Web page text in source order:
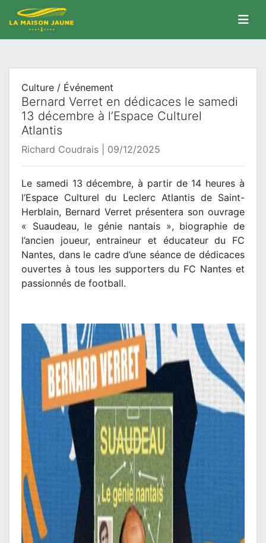
Culture / Événement
Bernard Verret en dédicaces le samedi
13 décembre à l’Espace Culturel
Atlantis
Richard Coudrais | 09/12/2025
Le samedi 13 décembre, à partir de 14 heures à
l’Espace Culturel du Leclerc Atlantis de Saint-
Herblain, Bernard Verret présentera son ouvrage
« Suaudeau, le génie nantais », biographie de
l’ancien joueur, entraineur et éducateur du FC
Nantes, dans le cadre d’une séance de dédicaces
ouvertes à tous les supporters du FC Nantes et
passionnés de football.